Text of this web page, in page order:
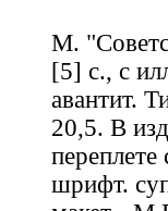
М.
[5] с., с
авантит.
20,5. В
шрифт.